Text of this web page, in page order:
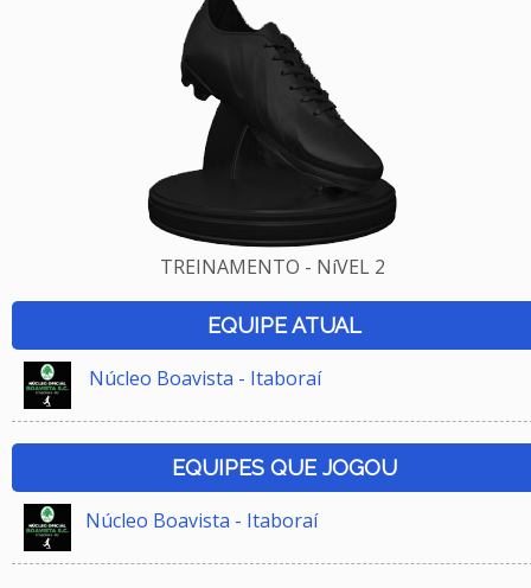
TREINAMENTO - NíVEL 2
EQUIPE ATUAL
Núcleo Boavista - Itaboraí
EQUIPES QUE JOGOU
Núcleo Boavista - Itaboraí